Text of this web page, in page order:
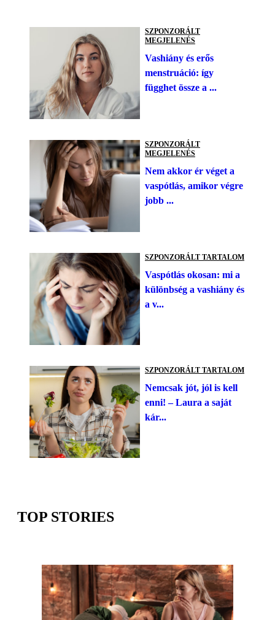
SZPONZORÁLT
MEGJELENÉS
Vashiány és erős
menstruáció: így
függhet össze a ...
SZPONZORÁLT
MEGJELENÉS
Nem akkor ér véget a
vaspótlás, amikor végre
jobb ...
SZPONZORÁLT TARTALOM
Vaspótlás okosan: mi a
különbség a vashiány és
a v...
SZPONZORÁLT TARTALOM
Nemcsak jót, jól is kell
enni! – Laura a saját
kár...
TOP STORIES